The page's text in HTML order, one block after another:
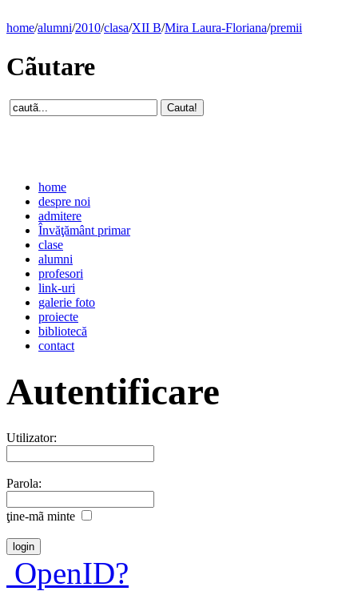
home/alumni/2010/clasa/XII B/Mira Laura-Floriana/premii
Cãutare
home
despre noi
admitere
Învăţământ primar
clase
alumni
profesori
link-uri
galerie foto
proiecte
bibliotecă
contact
Autentificare
Utilizator:
Parola:
ţine-mã minte
OpenID?